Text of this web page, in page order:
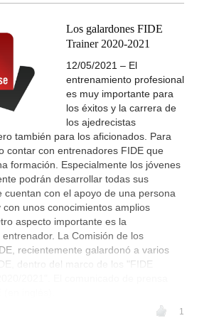
Los galardones FIDE
Trainer 2020-2021
12/05/2021 – El
entrenamiento profesional
es muy importante para
los éxitos y la carrera de
los ajedrecistas
también para los aficionados. Para
contar con entrenadores FIDE que
formación. Especialmente los jóvenes
podrán desarrollar todas sus
cuentan con el apoyo de una persona
unos conocimientos amplios
aspecto importante es la
La Comisión de los
recientemente galardonó a varios
dentro del marco de los "FIDE
1